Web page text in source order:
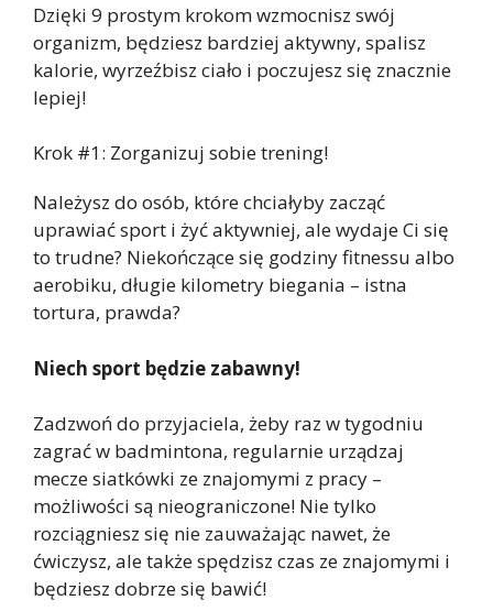
Dzięki 9 prostym krokom wzmocnisz swój
organizm, będziesz bardziej aktywny, spalisz
kalorie, wyrzeźbisz ciało i poczujesz się znacznie
lepiej!
Krok #1: Zorganizuj sobie trening!
Należysz do osób, które chciałyby zacząć
uprawiać sport i żyć aktywniej, ale wydaje Ci się
to trudne? Niekończące się godziny fitnessu albo
aerobiku, długie kilometry biegania – istna
tortura, prawda?
Niech sport będzie zabawny!
Zadzwoń do przyjaciela, żeby raz w tygodniu
zagrać w badmintona, regularnie urządzaj
mecze siatkówki ze znajomymi z pracy –
możliwości są nieograniczone! Nie tylko
rozciągniesz się nie zauważając nawet, że
ćwiczysz, ale także spędzisz czas ze znajomymi i
będziesz dobrze się bawić!